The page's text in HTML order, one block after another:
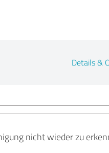
Details &
nicht wieder zu